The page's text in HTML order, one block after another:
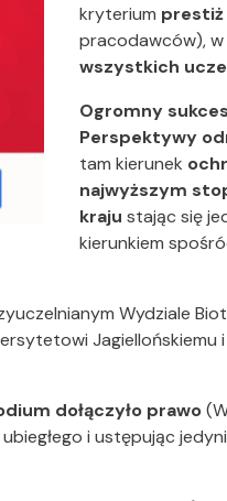
kryterium prestiż
pracodawców), w
wszystkich
Ogromny
Perspektywy
tam kierunek
najwyższym
krajustając się
kierunkiem
Wydziale
Jagiellońskiemu
dołączyło prawo
i ustępując